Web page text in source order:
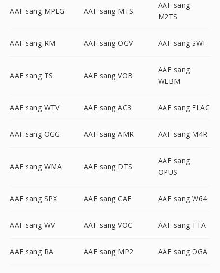
AAF sang MPEG AAF sang MTS
AAF sang
M2TS
AAF sang RM AAF sang OGV AAF sang SWF
AAF sang TS AAF sang VOB
AAF sang
WEBM
AAF sang WTV AAF sang AC3 AAF sang FLAC
AAF sang OGG AAF sang AMR AAF sang M4R
AAF sang WMA AAF sang DTS
AAF sang
OPUS
AAF sang SPX AAF sang CAF AAF sang W64
AAF sang WV AAF sang VOC AAF sang TTA
AAF sang RA AAF sang MP2 AAF sang OGA